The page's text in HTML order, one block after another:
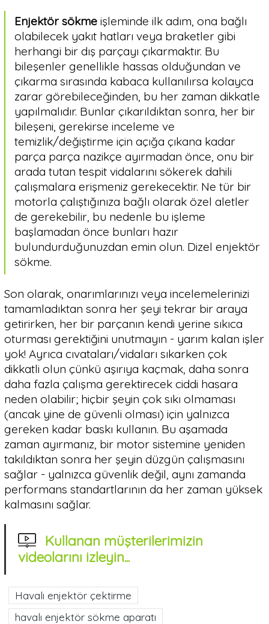
Enjektör sökmeişleminde ilk adım, ona bağlı
olabilecek yakıt hatları veya braketler gibi
herhangi bir dış parçayı çıkarmaktır. Bu
bileşenler genellikle hassas olduğundan ve
çıkarma sırasında kabaca kullanılırsa kolayca
zarar görebileceğinden, bu her zaman dikkatle
yapılmalıdır. Bunlar çıkarıldıktan sonra, her bir
bileşeni, gerekirse inceleme ve
temizlik/değiştirme için açığa çıkana kadar
parça parça nazikçe ayırmadan önce, onu bir
arada tutan tespit vidalarını sökerek dahili
çalışmalara erişmeniz gerekecektir. Ne tür bir
motorla çalıştığınıza bağlı olarak özel aletler
de gerekebilir, bu nedenle bu işleme
başlamadan önce bunları hazır
bulundurduğunuzdan emin olun. Dizel enjektör
sökme.
Son olarak, onarımlarınızı veya incelemelerinizi
tamamladıktan sonra her şeyi tekrar bir araya
getirirken, her bir parçanın kendi yerine sıkıca
oturması gerektiğini unutmayın - yarım kalan işler
yok! Ayrıca cıvataları/vidaları sıkarken çok
dikkatli olun çünkü aşırıya kaçmak, daha sonra
daha fazla çalışma gerektirecek ciddi hasara
neden olabilir; hiçbir şeyin çok sıkı olmaması
(ancak yine de güvenli olması) için yalnızca
gereken kadar baskı kullanın. Bu aşamada
zaman ayırmanız, bir motor sistemine yeniden
takıldıktan sonra her şeyin düzgün çalışmasını
sağlar - yalnızca güvenlik değil, aynı zamanda
performans standartlarının da her zaman yüksek
kalmasını sağlar.
Kullanan müşterilerimizin
videolarını izleyin...
Havalı enjektör çektirme
havalı enjektör sökme aparatı